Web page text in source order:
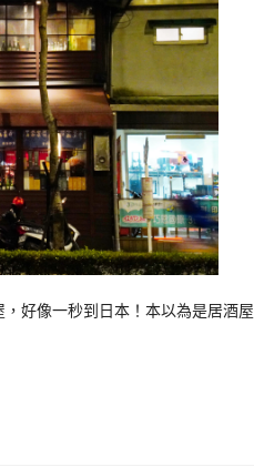
好像一秒到日本！本以為是居酒